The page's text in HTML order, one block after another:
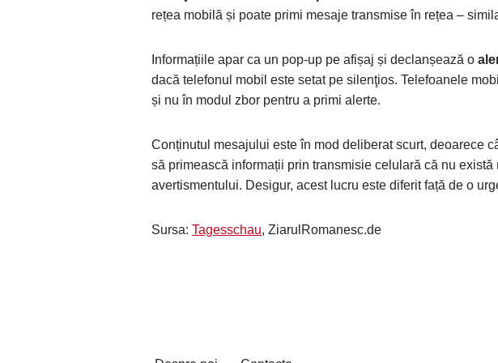
rețea mobilă și poate primi mesaje transmise în rețea –
Informațiile apar ca un pop-up pe afișaj și declanșează o
dacă telefonul mobil este setat pe silenţios. Telefoanele
și nu în modul zbor pentru a primi alerte.
Conținutul mesajului este în mod deliberat scurt, deoarece
să primească informații prin transmisie celulară că nu
avertismentului. Desigur, acest lucru este diferit față de o
Sursa: Tagesschau, ZiarulRomanesc.de